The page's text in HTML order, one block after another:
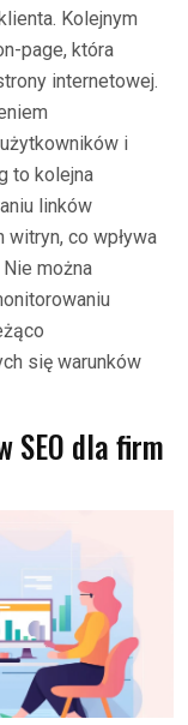
Kolejnym
page, która
internetowej.
i
to kolejna
linków
co wpływa
można
się warunków
SEO dla firm